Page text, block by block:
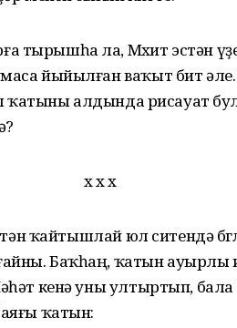
ла, Мөхит эстән
йыйылған ваҡыт бит
ҡатыны алдында рисауат
х х х
ҡайтышлай юл ситендә
Баҡһаң, ҡатын ауырлы
кенә уны ултыртып,
ҡатын: